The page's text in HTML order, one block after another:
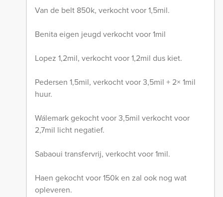
Van de belt 850k, verkocht voor 1,5mil.
Benita eigen jeugd verkocht voor 1mil
Lopez 1,2mil, verkocht voor 1,2mil dus kiet.
Pedersen 1,5mil, verkocht voor 3,5mil + 2× 1mil
huur.
Wálemark gekocht voor 3,5mil verkocht voor
2,7mil licht negatief.
Sabaoui transfervrij, verkocht voor 1mil.
Haen gekocht voor 150k en zal ook nog wat
opleveren.